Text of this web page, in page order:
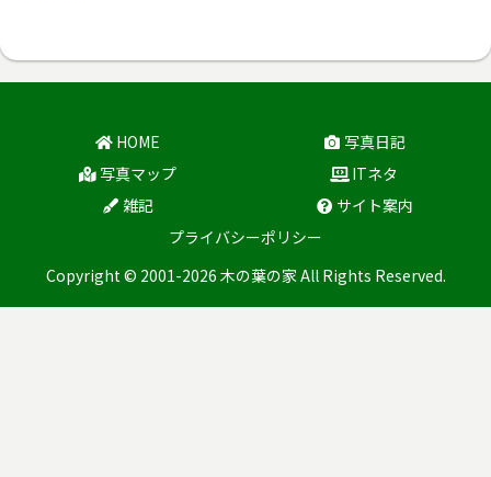
HOME
写真日記
写真マップ
ITネタ
雑記
サイト案内
プライバシーポリシー
Copyright © 2001-2026 木の葉の家 All Rights Reserved.